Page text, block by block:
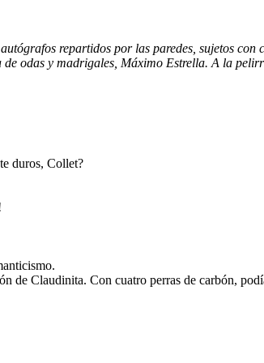
repartidos por las paredes, sujetos
odas y madrigales, Máximo Estrella. A la
duros, Collet?
de Claudinita. Con cuatro perras de carbón,